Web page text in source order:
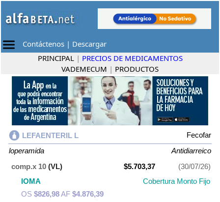
Contáctenos | Descargar
PRINCIPAL | PRECIOS DE MEDICAMENTOS
VADEMECUM | PRODUCTOS
LEFAENTERIL L
Fecofar
loperamida
Antidiarreico
comp.x 10 (VL) $5.703,37
(30/07/26)
IOMA
Cobertura Monto Fijo
OS $826,98AF $4.876,39